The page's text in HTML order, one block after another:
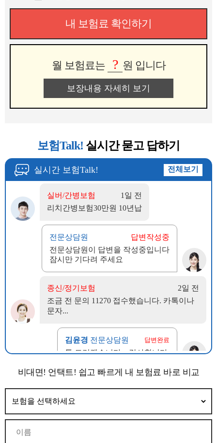
내 보험료 확인하기
월 보험료는 ? 원 입니다
보장내용 자세히 보기
비대면! 언택트! 쉽고 빠르게 내 보험료 바로 비교